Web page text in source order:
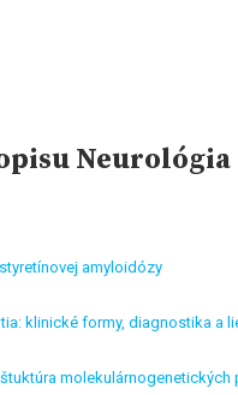
Neurológia
amyloidózy
klinické formy, diagnostika a
molekulárnogenetických